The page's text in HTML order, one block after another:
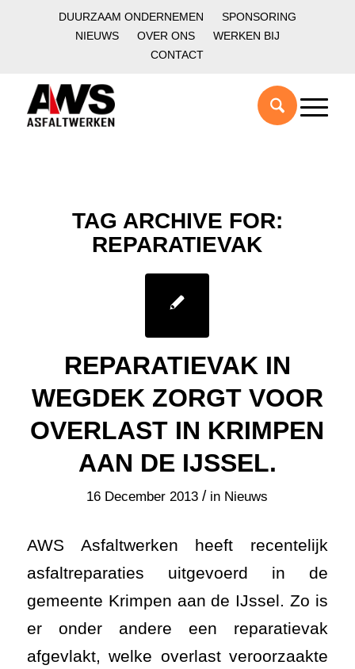
DUURZAAM ONDERNEMEN
SPONSORING
NIEUWS
OVER ONS
WERKEN BIJ
CONTACT
TAG ARCHIVE FOR:
REPARATIEVAK
REPARATIEVAK IN
WEGDEK ZORGT VOOR
OVERLAST IN KRIMPEN
AAN DE IJSSEL.
16 December 2013 / in Nieuws
AWS Asfaltwerken heeft recentelijk
asfaltreparaties uitgevoerd in de
gemeente Krimpen aan de IJssel. Zo is
er onder andere een reparatievak
afgevlakt, welke overlast veroorzaakte